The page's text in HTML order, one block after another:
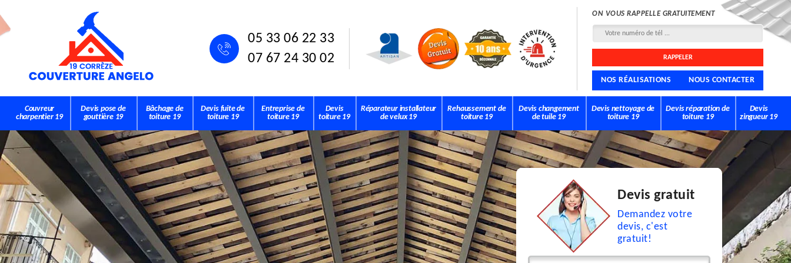
05 33 06 22 33
07 67 24 30 02
ON VOUS RAPPELLE GRATUITEMENT
NOS RÉALISATIONS NOUS CONTACTER
Couvreur
charpentier 19
Devis pose de
gouttière 19
Bâchage de
toiture 19
Devis fuite de
toiture 19
Entreprise de
toiture 19
Devis
toiture 19
Réparateur installateur
de velux 19
Rehaussement de
toiture 19
Devis changement
de tuile 19
Devis nettoyage de
toiture 19
Devis réparation de
toiture 19
Devis
zingueur 19
Devis gratuit
Demandez votre
devis, c'est
gratuit!